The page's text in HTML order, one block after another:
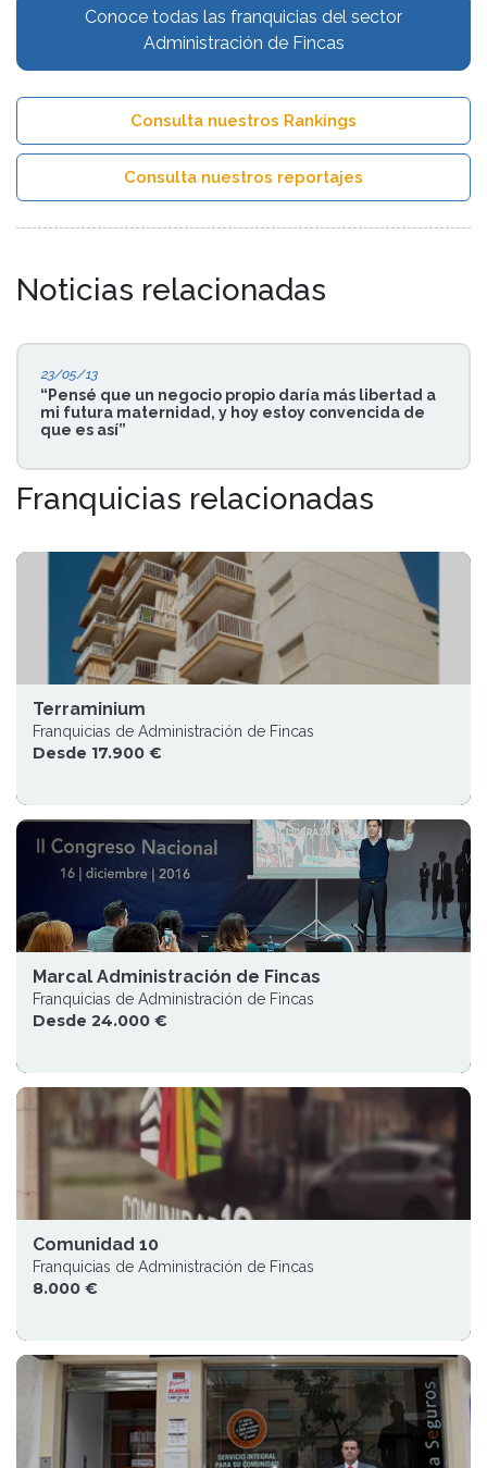
Conoce todas las franquicias del sector
Administración de Fincas
Consulta nuestros Rankings
Consulta nuestros reportajes
Noticias relacionadas
23/05/13
“Pensé que un negocio propio daría más libertad a
mi futura maternidad, y hoy estoy convencida de
que es así”
Franquicias relacionadas
Terraminium
Franquicias de Administración de Fincas
Desde 17.900 €
Marcal Administración de Fincas
Franquicias de Administración de Fincas
Desde 24.000 €
Comunidad 10
Franquicias de Administración de Fincas
8.000 €